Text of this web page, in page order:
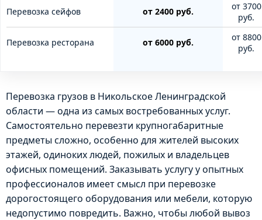
Перевозка сейфов от 2400 руб.
от 3700
руб.
Перевозка ресторана от 6000 руб.
от 8800
руб.
Перевозка грузов в Никольское Ленинградской
области — одна из самых востребованных услуг.
Самостоятельно перевезти крупногабаритные
предметы сложно, особенно для жителей высоких
этажей, одиноких людей, пожилых и владельцев
офисных помещений. Заказывать услугу у опытных
профессионалов имеет смысл при перевозке
дорогостоящего оборудования или мебели, которую
недопустимо повредить. Важно, чтобы любой вывоз